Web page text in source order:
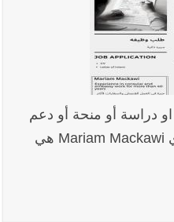
دراسة أو منحة أو دعم
مالي : ما إلك إلا مريم مكاوي Mariam Mackawi هي